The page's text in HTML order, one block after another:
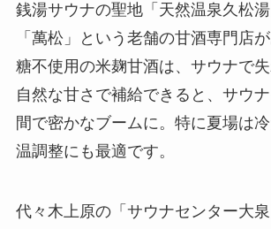
銭湯サウナの聖地「天然温泉久松
「萬松」という老舗の甘酒専門店
糖不使用の米麹甘酒は、サウナで
自然な甘さで補給できると、サウ
間で密かなブームに。特に夏場は
温調整にも最適です。
代々木上原の「サウナセンター大